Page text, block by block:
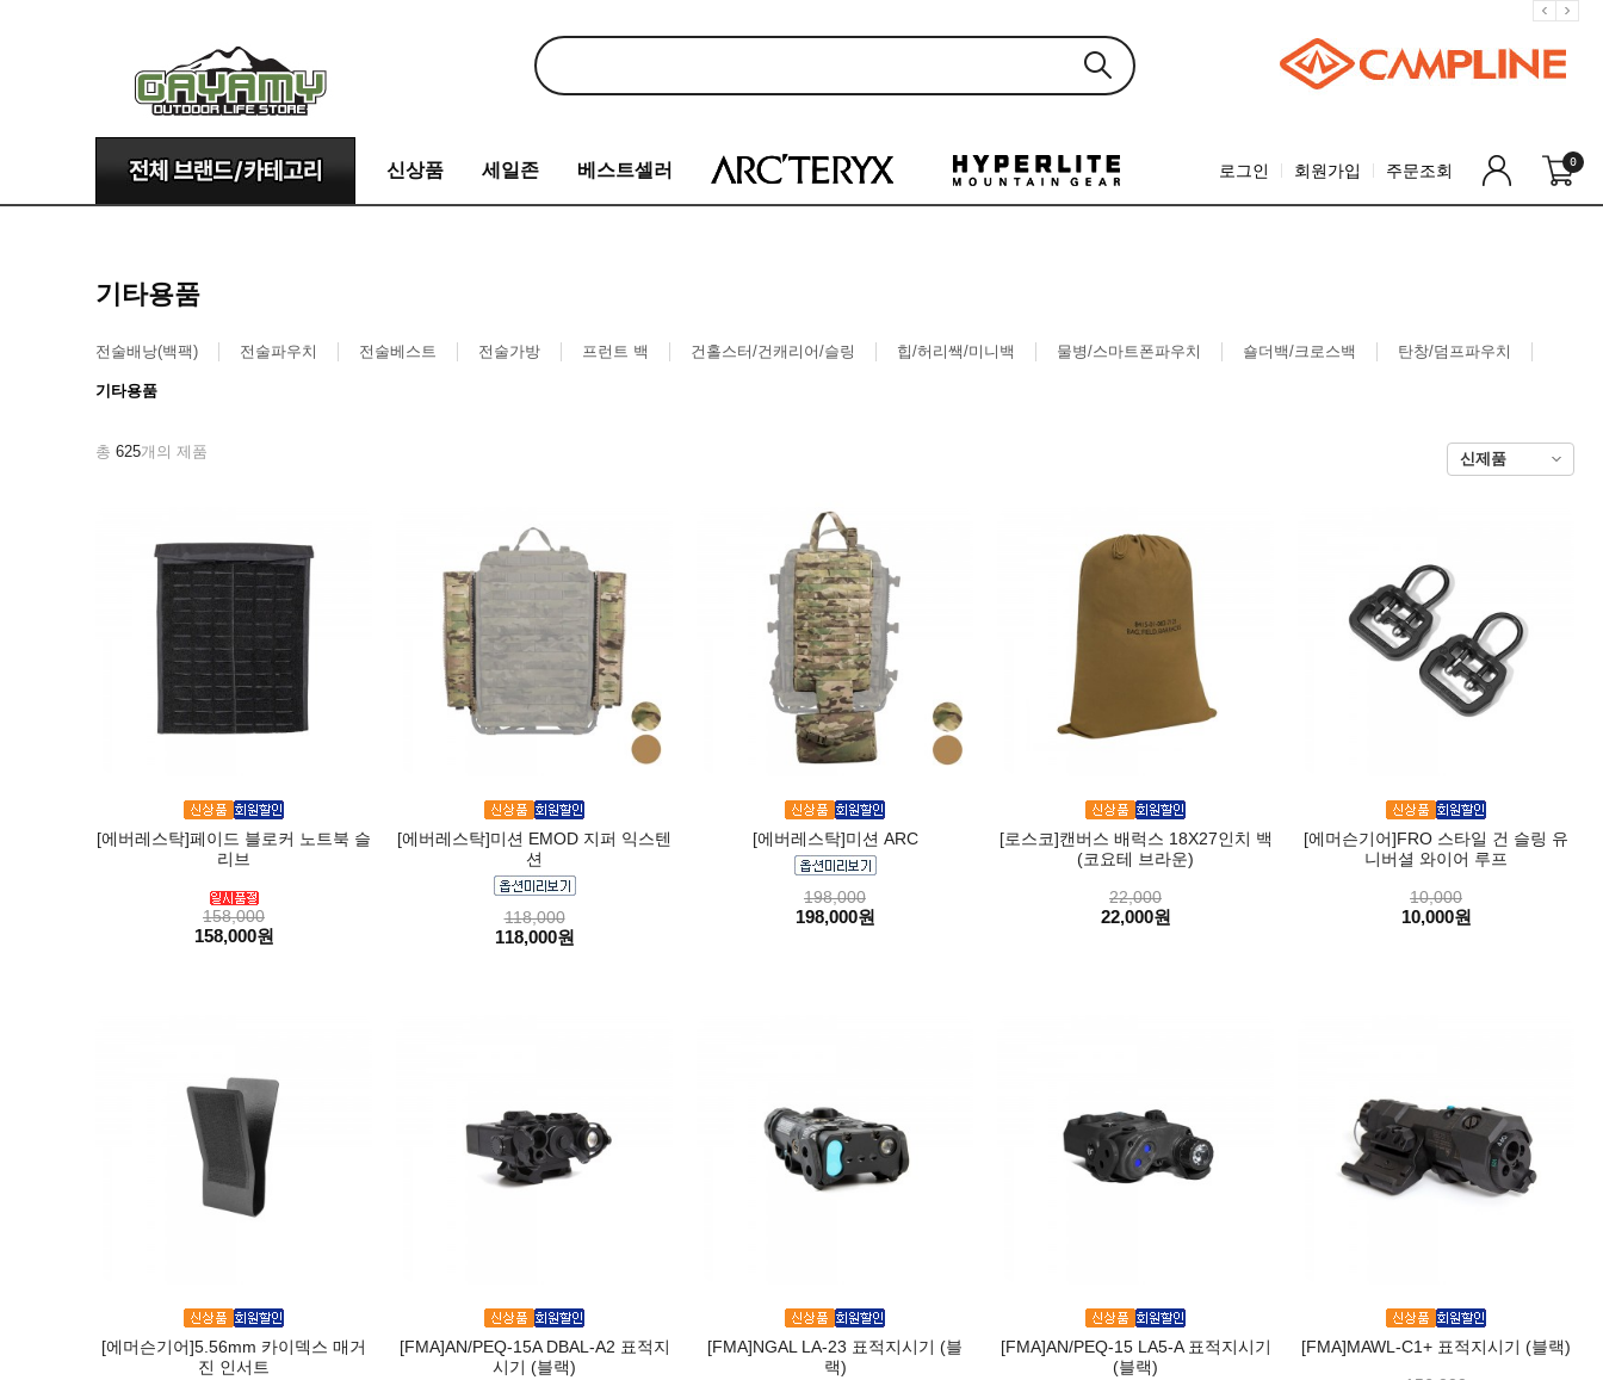
신상품 세일존 베스트셀러 로그인 회원가입 주문조회 0
기타용품
전술배낭(백팩) 전술파우치 전술베스트 전술가방 프런트 백 건홀스터/건캐리어/슬링 힙/허리쌕/미니백 물병/스마트폰파우치 숄더백/크로스백 탄창/덤프파우치
기타용품
총 625개의 제품
[에버레스탁]페이드 블로커 노트북 슬
리브
158,000
158,000원
[에버레스탁]미션 EMOD 지퍼 익스텐
션
118,000
118,000원
[에버레스탁]미션 ARC
198,000
198,000원
[로스코]캔버스 배럭스 18X27인치 백
(코요테 브라운)
22,000
22,000원
[에머슨기어]FRO 스타일 건 슬링 유
니버셜 와이어 루프
10,000
10,000원
[에머슨기어]5.56mm 카이덱스 매거
진 인서트
[FMA]AN/PEQ-15A DBAL-A2 표적지
시기 (블랙)
[FMA]NGAL LA-23 표적지시기 (블
랙)
[FMA]AN/PEQ-15 LA5-A 표적지시기
(블랙)
[FMA]MAWL-C1+ 표적지시기 (블랙)